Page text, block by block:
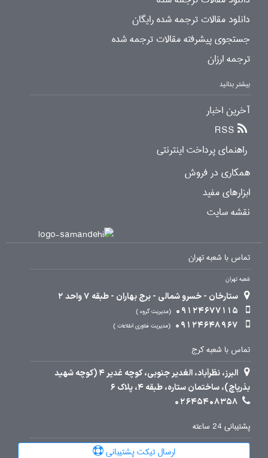
دانلود مقالات ترجمه شده رایگان
جستجوی پیشرفته مقالات ترجمه شده
ترجمه ارزان
بیشتر بدانید
آخرین اخبار
RSS
راهنمای پرداخت اینترنتی
همکاری در فروش
ابزارهای مفید
نقشه سایت
تماس با شعبه تهران
شعبه تهران
ستارخان - خسرو شمالی - برج بهاران - طبقه 7 واحد 2
09124677115
مدیریت گروه
09124648967 مدیریت فناوری اطلاعات
تماس با شعبه کرج
البرز، نظرآباد، الغدیر جنوبی، کوچه غدیر 4 (کوچه شهید
بذرپاچ)، ساختمان ستاره، طبقه 4، پلاک 6
02645408358
پشتیبانی 24 ساعته
ارسال تیکت پشتیبانی